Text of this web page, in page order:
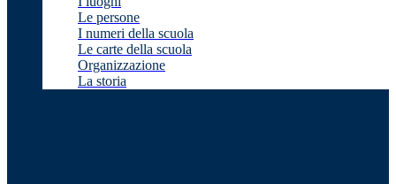
Le persone
I numeri della scuola
Le carte della scuola
Organizzazione
La storia